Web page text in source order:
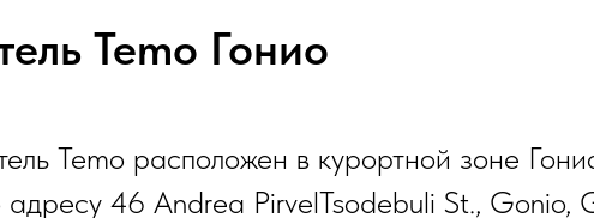
Temo Гонио
Temo расположен в курортной зоне
адресу 46 Andrea PirvelTsodebuli St., Gonio,